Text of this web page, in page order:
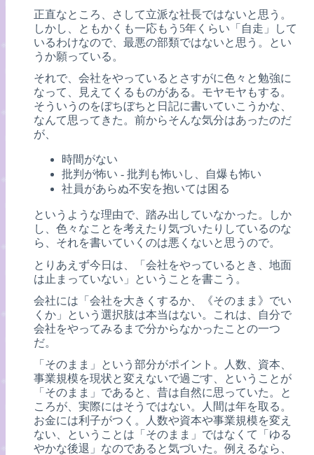
正直なところ、さして立派な社長ではないと思う。
しかし、ともかくも一応もう5年くらい「自走」して
いるわけなので、最悪の部類ではないと思う。とい
うか願っている。
それで、会社をやっているとさすがに色々と勉強に
なって、見えてくるものがある。モヤモヤもする。
そういうのをぼちぼちと日記に書いていこうかな、
なんて思ってきた。前からそんな気分はあったのだ
が、
時間がない
批判が怖い - 批判も怖いし、自爆も怖い
社員があらぬ不安を抱いては困る
というような理由で、踏み出していなかった。しか
し、色々なことを考えたり気づいたりしているのな
ら、それを書いていくのは悪くないと思うので。
とりあえず今日は、「会社をやっているとき、地面
は止まっていない」ということを書こう。
会社には「会社を大きくするか、《そのまま》でい
くか」という選択肢は本当はない。これは、自分で
会社をやってみるまで分からなかったことの一つ
だ。
「そのまま」という部分がポイント。人数、資本、
事業規模を現状と変えないで過ごす、ということが
「そのまま」であると、昔は自然に思っていた。と
ころが、実際にはそうではない。人間は年を取る。
お金には利子がつく。人数や資本や事業規模を変え
ない、ということは「そのまま」ではなくて「ゆる
やかな後退」なのであると気づいた。例えるなら、